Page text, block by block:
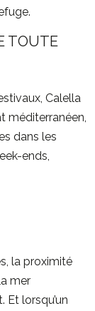
TOUTE
Calella
méditerranéen,
dans les
ends,
la proximité
mer
lorsqu’un